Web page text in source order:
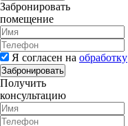
Забронировать
помещение
Я согласен на обработку
Забронировать
Получить
консультацию